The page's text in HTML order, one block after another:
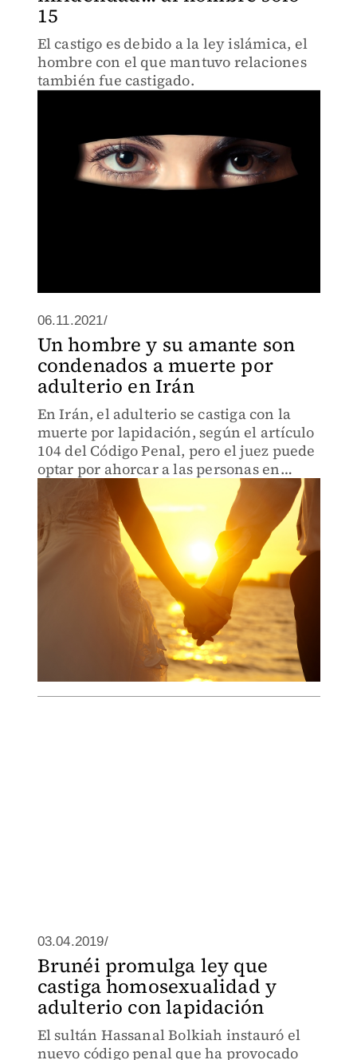
15
El castigo es debido a la ley islámica, el
hombre con el que mantuvo relaciones
también fue castigado.
06.11.2021/
Un hombre y su amante son
condenados a muerte por
adulterio en Irán
En Irán, el adulterio se castiga con la
muerte por lapidación, según el artículo
104 del Código Penal, pero el juez puede
optar por ahorcar a las personas en
lugar de apedrearlas.
03.04.2019/
Brunéi promulga ley que
castiga homosexualidad y
adulterio con lapidación
El sultán Hassanal Bolkiah instauró el
nuevo código penal que ha provocado